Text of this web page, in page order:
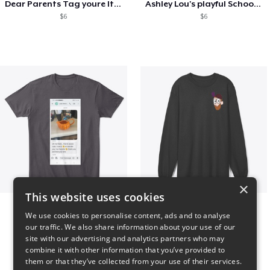
Dear Parents Tag youre It Love Teachers
$6
Ashley Lou's playful School🏠 Collection
$6
$24 $36
×
This website uses cookies
We use cookies to personalise content, ads and to analyse
our traffic. We also share information about your use of our
site with our advertising and analytics partners who may
combine it with other information that you’ve provided to
them or that they’ve collected from your use of their services.